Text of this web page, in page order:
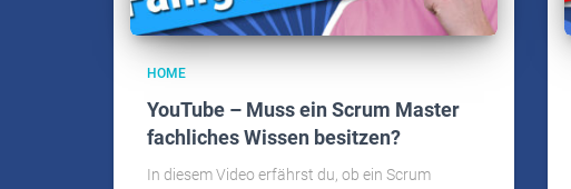
HOME
YouTube – Muss ein Scrum Master
fachliches Wissen besitzen?
In diesem Video erfährst du, ob ein Scrum